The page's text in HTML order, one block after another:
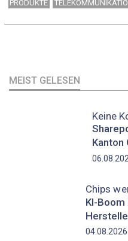
PRODUKTE
MEIST GELESEN
Keine
Kanton
Chips
KI-